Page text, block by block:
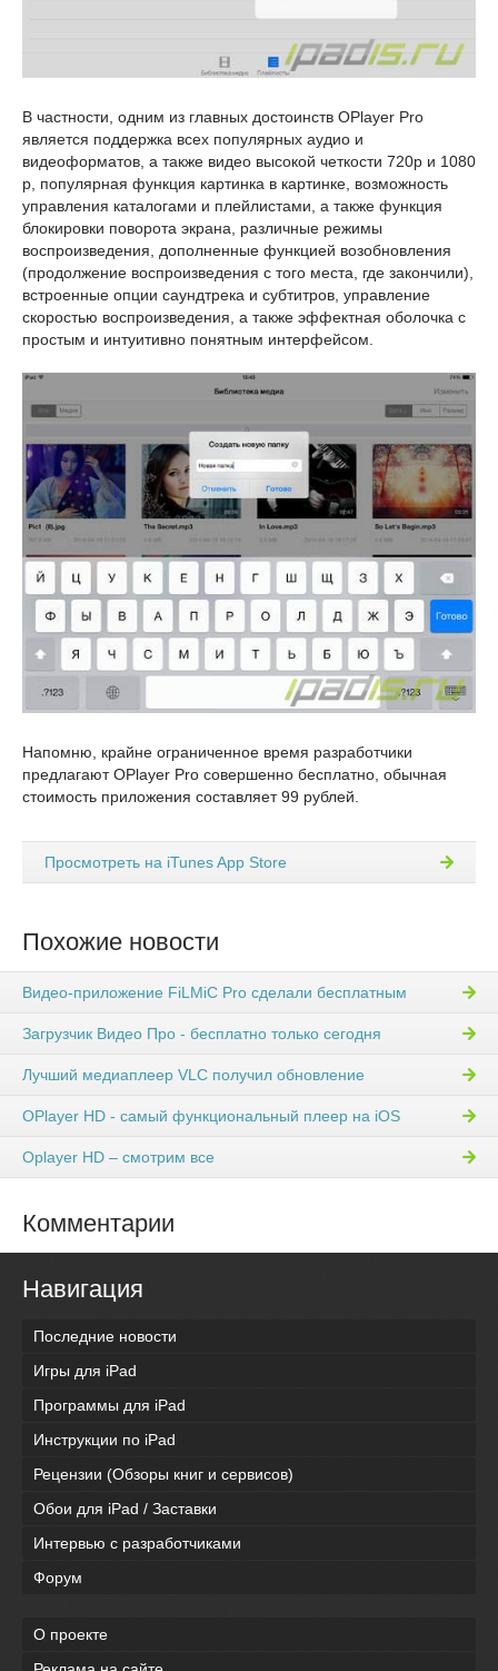
В частности, одним из главных достоинств OPlayer Pro
является поддержка всех популярных аудио и
видеоформатов, а также видео высокой четкости 720p и 1080
p, популярная функция картинка в картинке, возможность
управления каталогами и плейлистами, а также функция
блокировки поворота экрана, различные режимы
воспроизведения, дополненные функцией возобновления
(продолжение воспроизведения с того места, где закончили),
встроенные опции саундтрека и субтитров, управление
скоростью воспроизведения, а также эффектная оболочка с
простым и интуитивно понятным интерфейсом.
Напомню, крайне ограниченное время разработчики
предлагают OPlayer Pro совершенно бесплатно, обычная
стоимость приложения составляет 99 рублей.
Просмотреть на iTunes App Store
Похожие новости
Видео-приложение FiLMiC Pro сделали бесплатным
Загрузчик Видео Про - бесплатно только сегодня
Лучший медиаплеер VLC получил обновление
OPlayer HD - самый функциональный плеер на iOS
Oplayer HD – смотрим все
Комментарии
Навигация
Последние новости
Игры для iPad
Программы для iPad
Инструкции по iPad
Рецензии (Обзоры книг и сервисов)
Обои для iPad / Заставки
Интервью с разработчиками
Форум
О проекте